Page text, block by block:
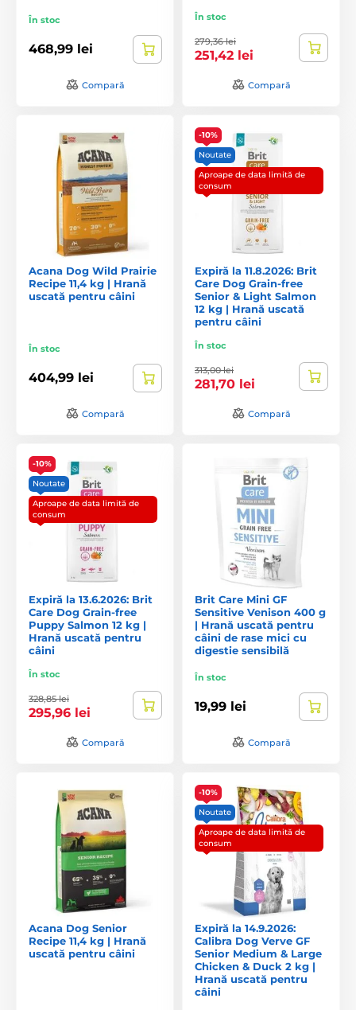
În stoc
468,99 lei
Compară
În stoc
279,36 lei
251,42 lei
Compară
Acana Dog Wild Prairie
Recipe 11,4 kg | Hrană
uscată pentru câini
În stoc
404,99 lei
Compară
-10%
Noutate
Aproape de data limită de
consum
Expiră la 11.8.2026: Brit
Care Dog Grain-free
Senior & Light Salmon
12 kg | Hrană uscată
pentru câini
În stoc
313,00 lei
281,70 lei
Compară
-10%
Noutate
Aproape de data limită de
consum
Expiră la 13.6.2026: Brit
Care Dog Grain-free
Puppy Salmon 12 kg |
Hrană uscată pentru
câini
În stoc
328,85 lei
295,96 lei
Compară
Brit Care Mini GF
Sensitive Venison 400 g
| Hrană uscată pentru
câini de rase mici cu
digestie sensibilă
În stoc
19,99 lei
Compară
Acana Dog Senior
Recipe 11,4 kg | Hrană
uscată pentru câini
-10%
Noutate
Aproape de data limită de
consum
Expiră la 14.9.2026:
Calibra Dog Verve GF
Senior Medium & Large
Chicken & Duck 2 kg |
Hrană uscată pentru
câini